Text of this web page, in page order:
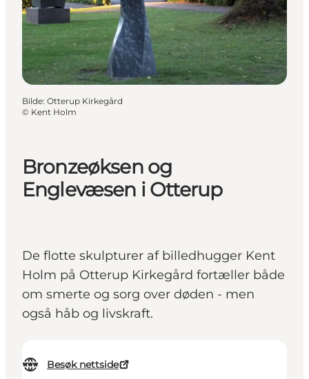
Planlegg reisen
Bronzeøksen og
Englevæsen i Otterup
De flotte skulpturer af billedhugger Kent
Holm på Otterup Kirkegård fortæller både
om smerte og sorg over døden - men
også håb og livskraft.
Besøk nettside
Bilde: Otterup Kirkegård
© Kent Holm